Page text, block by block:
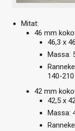
Mitat:
46 mm
46,3 x
Massa:
140-
42 mm
42,5 x
Massa: